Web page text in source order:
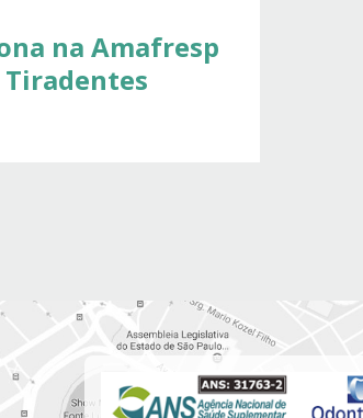
na Amafresp